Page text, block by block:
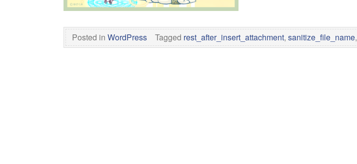
Posted in WordPress Tagged rest_after_insert_attachment, sanitize_file_name,